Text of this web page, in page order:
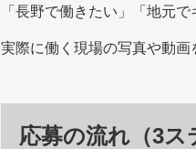
「長野で働きたい」「地元
実際に働く現場の写真や動画
応募の流れ（3ス